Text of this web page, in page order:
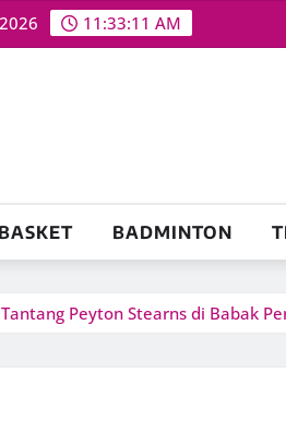
11:33:12 AM
BASKET BADMINTON
Tantang Peyton Stearns di Babak